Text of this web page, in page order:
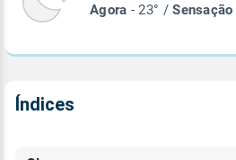
Agora - 23° /Sensação
Índices